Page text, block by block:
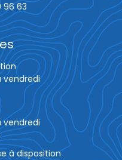
96 63
vendredi
vendredi
à disposition